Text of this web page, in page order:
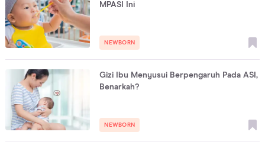
MPASI Ini
NEWBORN
Gizi Ibu Menyusui Berpengaruh Pada ASI,
Benarkah?
NEWBORN